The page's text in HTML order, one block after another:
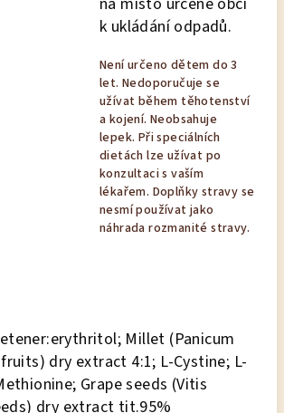
k ukládání odpadů.
Není určeno dětem do 3
let. Nedoporučuje se
užívat během těhotenství
a kojení. Neobsahuje
lepek. Při speciálních
dietách lze užívat po
konzultaci s vaším
lékařem. Doplňky stravy se
nesmí používat jako
náhrada rozmanité stravy.
Millet (Panicum
dry extract 4:1; L-Cystine; L-
Grape seeds (Vitis
dry extract tit.95%